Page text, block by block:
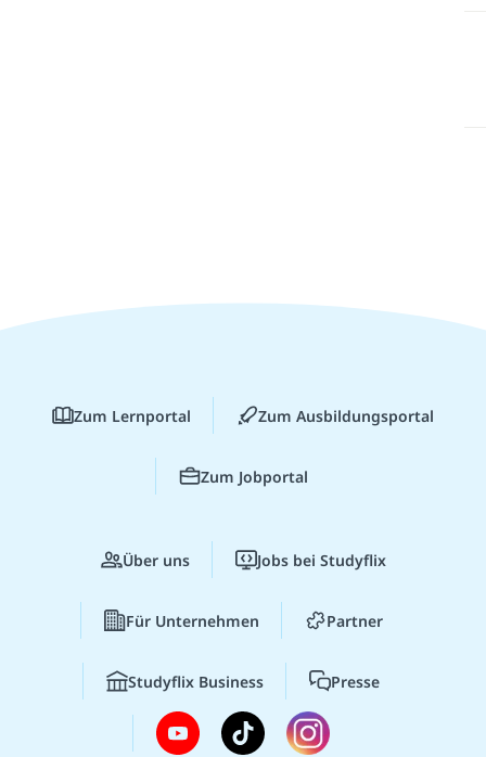
Zum Lernportal Zum Ausbildungsportal
Zum Jobportal
Über uns Jobs bei Studyflix
Für Unternehmen Partner
Studyflix Business Presse